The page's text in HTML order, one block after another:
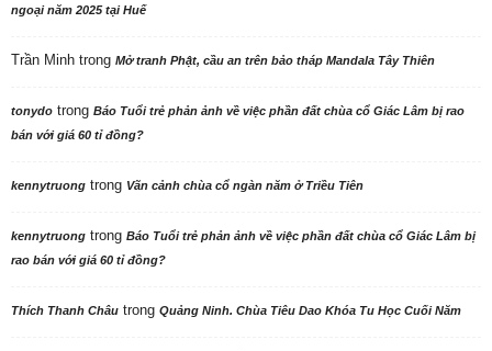
ngoại năm 2025 tại Huế
Trần Minh trong Mở tranh Phật, cầu an trên bảo tháp Mandala Tây Thiên
tonydo trong Báo Tuổi trẻ phản ảnh về việc phần đất chùa cổ Giác Lâm bị rao
bán với giá 60 tỉ đồng?
kennytruong trong Vãn cảnh chùa cổ ngàn năm ở Triều Tiên
kennytruong trong Báo Tuổi trẻ phản ảnh về việc phần đất chùa cổ Giác Lâm bị
rao bán với giá 60 tỉ đồng?
Thích Thanh Châu trong Quảng Ninh. Chùa Tiêu Dao Khóa Tu Học Cuối Năm